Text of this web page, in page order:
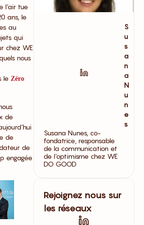
l’air tue
ans, le
au
qui
chez WE
nous
le Zéro
de
de
de
engagée
S
u
s
a
n
a
N
u
n
e
s
Susana Nunes, co-
fondatrice, responsable
de la communication et
de l’optimisme chez WE
DO GOOD
Rejoignez nous sur
les réseaux